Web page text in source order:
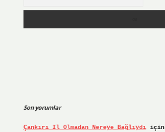
Son yorumlar
Çankırı Il Olmadan Nereye Bağlıydıiçin